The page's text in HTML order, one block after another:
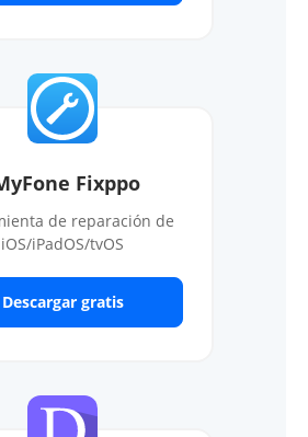
Fixppo
de reparación de
iOS/iPadOS/tvOS
Descargar gratis